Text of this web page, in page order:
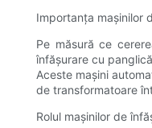
Importanța mașinilor
Pe măsură ce
înfășurare cu
Aceste mașini
de transformatoare
Rolul mașinilor de